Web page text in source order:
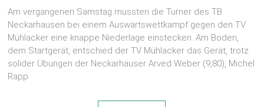
Am vergangenen Samstag mussten die Turner des TB
Neckarhausen bei einem Auswärtswettkampf gegen den TV
Mühlacker eine knappe Niederlage einstecken. Am Boden,
dem Startgerät, entschied der TV Mühlacker das Gerät, trotz
solider Übungen der Neckarhäuser Arved Weber (9,80), Michel
Rapp